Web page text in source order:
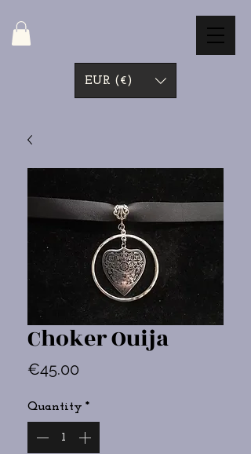
EUR (€)
Choker Ouija
€45.00
Quantity *